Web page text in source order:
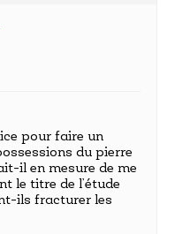
pour faire un
du pierre
il en mesure de me
le titre de l’étude
ils fracturer les